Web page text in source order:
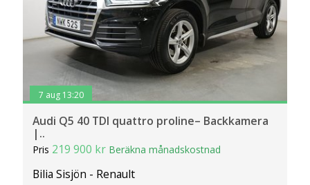
7 aug 13:20
Audi Q5 40 TDI quattro proline– Backkamera
|..
Pris 219 900 kr Beräkna månadskostnad
Bilia Sisjön - Renault